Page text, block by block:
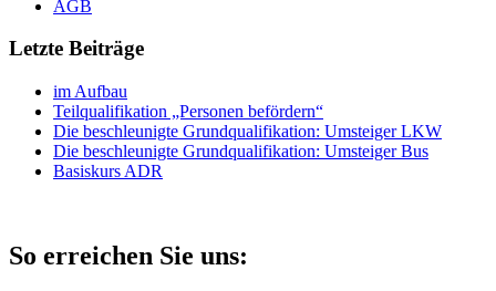
AGB
Letzte Beiträge
im Aufbau
Teilqualifikation „Personen befördern“
Die beschleunigte Grundqualifikation: Umsteiger LKW
Die beschleunigte Grundqualifikation: Umsteiger Bus
Basiskurs ADR
So erreichen Sie uns: